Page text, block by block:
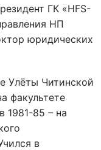
ГК «HFS-
НП
юридических
Улёты Читинской
факультете
1981-85 – на
в